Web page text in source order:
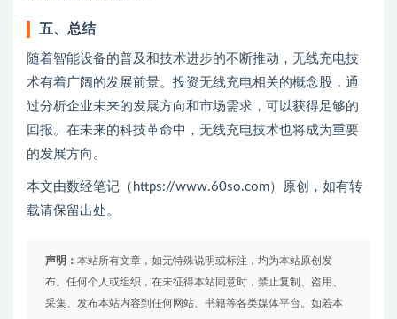
五、总结
随着智能设备的普及和技术进步的不断推动，无线充电技
术有着广阔的发展前景。投资无线充电相关的概念股，通
过分析企业未来的发展方向和市场需求，可以获得足够的
回报。在未来的科技革命中，无线充电技术也将成为重要
的发展方向。
本文由数经笔记（https://www.60so.com）原创，如有转
载请保留出处。
声明： 本站所有文章，如无特殊说明或标注，均为本站原创发
布。任何个人或组织，在未征得本站同意时，禁止复制、盗用、
采集、发布本站内容到任何网站、书籍等各类媒体平台。如若本